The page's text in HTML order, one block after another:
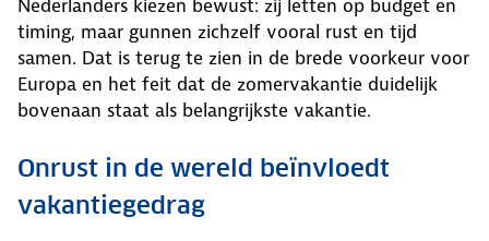
Nederlanders kiezen bewust: zij letten op budget en
timing, maar gunnen zichzelf vooral rust en tijd
samen. Dat is terug te zien in de brede voorkeur voor
Europa en het feit dat de zomervakantie duidelijk
bovenaan staat als belangrijkste vakantie.
Onrust in de wereld beïnvloedt
vakantiegedrag